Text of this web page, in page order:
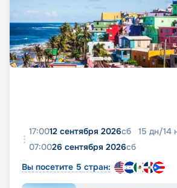
17:0012 сентября 2026сб 15 дн/14
07:0026 сентября 2026сб
Вы посетите 5 стран: